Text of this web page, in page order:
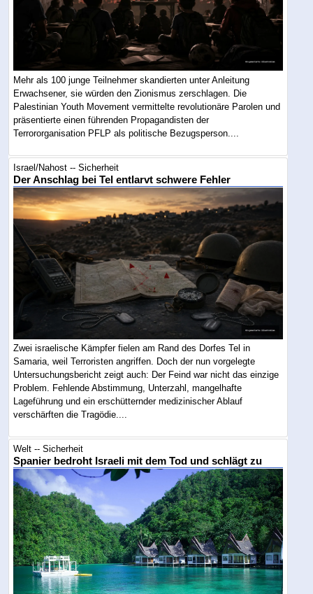
Mehr als 100 junge Teilnehmer skandierten unter Anleitung
Erwachsener, sie würden den Zionismus zerschlagen. Die
Palestinian Youth Movement vermittelte revolutionäre Parolen und
präsentierte einen führenden Propagandisten der
Terrororganisation PFLP als politische Bezugsperson....
Israel/Nahost -- Sicherheit
Der Anschlag bei Tel entlarvt schwere Fehler
Zwei israelische Kämpfer fielen am Rand des Dorfes Tel in
Samaria, weil Terroristen angriffen. Doch der nun vorgelegte
Untersuchungsbericht zeigt auch: Der Feind war nicht das einzige
Problem. Fehlende Abstimmung, Unterzahl, mangelhafte
Lageführung und ein erschütternder medizinischer Ablauf
verschärften die Tragödie....
Welt -- Sicherheit
Spanier bedroht Israeli mit dem Tod und schlägt zu